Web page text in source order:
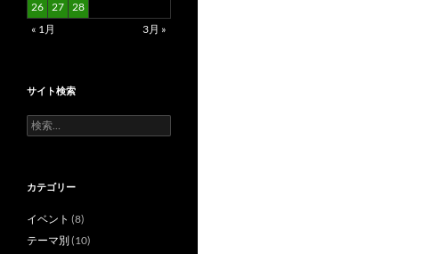
26 27 28
« 1月
3月 »
サイト検索
検
索:
カテゴリー
イベント (8)
テーマ別 (10)